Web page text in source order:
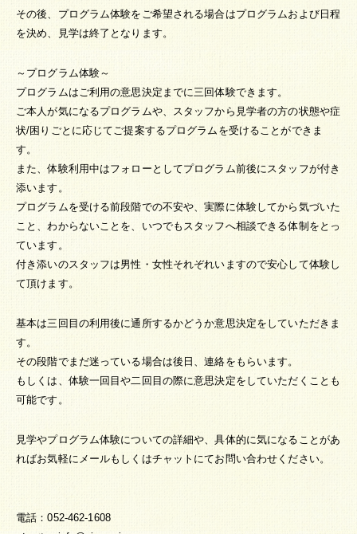
その後、プログラム体験をご希望される場合はプログラムおよび日程
を決め、見学は終了となります。
～プログラム体験～
プログラムはご利用の意思決定までに三回体験できます。
ご本人が気になるプログラムや、スタッフから見学者の方の状態や症
状/困りごとに応じてご提案するプログラムを受けることができま
す。
また、体験利用中はフォローとしてプログラム前後にスタッフが付き
添います。
プログラムを受ける前段階での不安や、実際に体験してから気づいた
こと、わからないことを、いつでもスタッフへ相談できる体制をとっ
ています。
付き添いのスタッフは男性・女性それぞれいますので安心して体験し
て頂けます。
基本は三回目の利用後に通所するかどうか意思決定をしていただきま
す。
その段階でまだ迷っている場合は後日、連絡をもらいます。
もしくは、体験一回目や二回目の際に意思決定をしていただくことも
可能です。
見学やプログラム体験についての詳細や、具体的に気になることがあ
ればお気軽にメールもしくはチャットにてお問い合わせください。
電話：052-462-1608